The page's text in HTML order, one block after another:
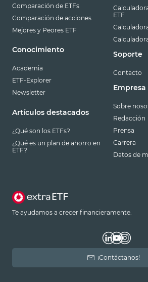
Comparación de ETFs
Comparación de acciones
Mejores y Peores ETF
Conocimiento
Academia
ETF-Explorer
Newsletter
Artículos destacados
¿Qué son los ETFs?
¿Qué es un plan de ahorro en
ETF?
ETF
Soporte
Contacto
Empresa
Sobre
Redacción
Prensa
Carrera
Datos de
Te ayudamos a crecer financieramente.
¡Contáctanos!